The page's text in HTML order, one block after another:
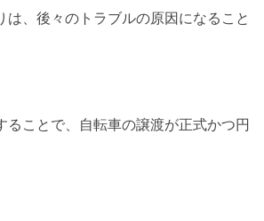
は、後々のトラブルの原因になること
ることで、自転車の譲渡が正式かつ円